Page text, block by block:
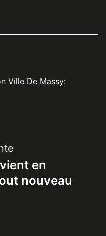
Ville De Massy:
en
nouveau